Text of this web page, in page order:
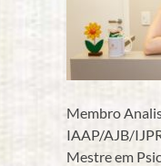
Membro
IAAP/AJB/
Mestre em